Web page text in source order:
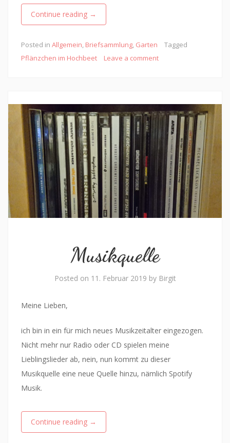
Continue reading →
Posted in Allgemein, Briefsammlung, Garten
Tagged
Pflänzchen im Hochbeet
Leave a comment
Musikquelle
Posted on 11. Februar 2019 by Birgit
Meine Lieben,
ich bin in ein für mich neues Musikzeitalter eingezogen.
Nicht mehr nur Radio oder CD spielen meine
Lieblingslieder ab, nein, nun kommt zu dieser
Musikquelle eine neue Quelle hinzu, nämlich Spotify
Musik.
Continue reading →